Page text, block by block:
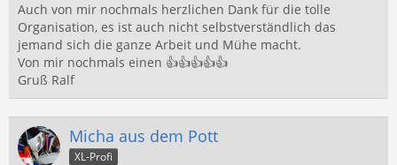
Auch von mir nochmals herzlichen Dank für die tolle
Organisation, es ist auch nicht selbstverständlich das
jemand sich die ganze Arbeit und Mühe macht.
Von mir nochmals einen 👍👍👍👍👍
Gruß Ralf
Micha aus dem Pott
XL-Profi